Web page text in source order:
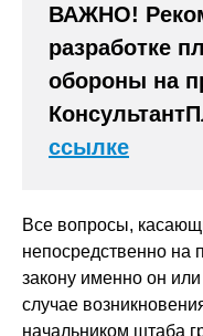
ВАЖНО!
разработке
обороны на
ссылке
Все вопросы,
непосредственно на
закону именно он или
случае
начальником штаба